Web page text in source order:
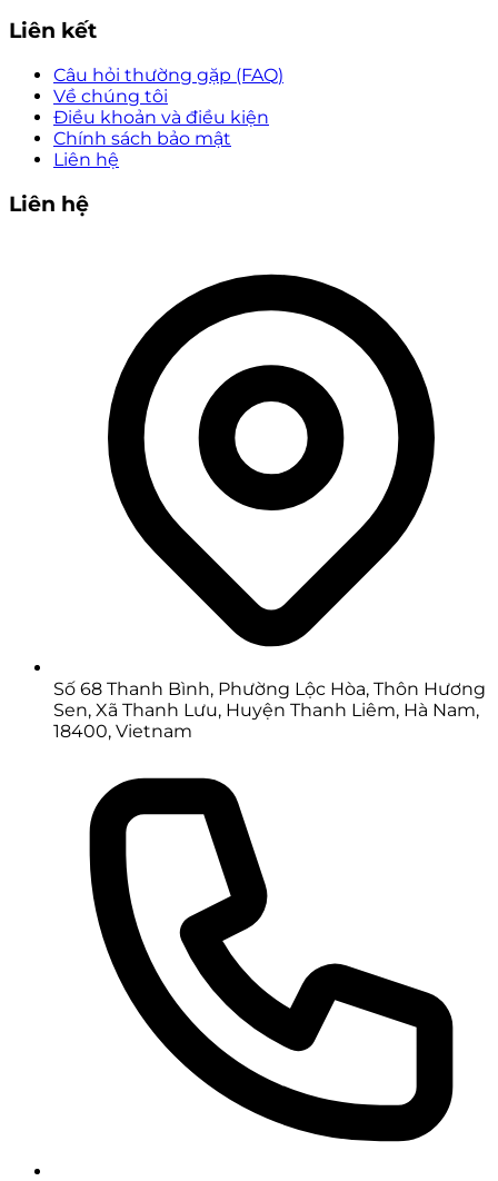
Liên kết
Câu hỏi thường gặp (FAQ)
Về chúng tôi
Điều khoản và điều kiện
Chính sách bảo mật
Liên hệ
Liên hệ
Số 68 Thanh Bình, Phường Lộc Hòa, Thôn Hương
Sen, Xã Thanh Lưu, Huyện Thanh Liêm, Hà Nam,
18400, Vietnam